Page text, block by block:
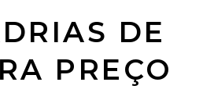
DE
PREÇO